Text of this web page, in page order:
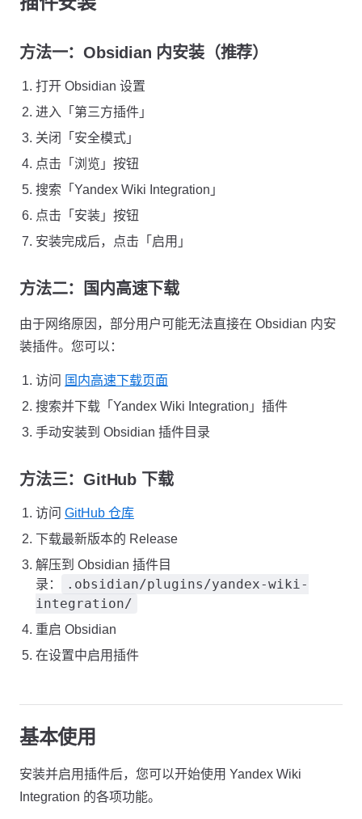
方法一：Obsidian 内安装（推荐）
打开 Obsidian 设置
进入「第三方插件」
关闭「安全模式」
点击「浏览」按钮
搜索「Yandex Wiki Integration」
点击「安装」按钮
安装完成后，点击「启用」
方法二：国内高速下载
由于网络原因，部分用户可能无法直接在 Obsidian 内安
装插件。您可以：
访问 国内高速下载页面
搜索并下载「Yandex Wiki Integration」插件
手动安装到 Obsidian 插件目录
方法三：GitHub 下载
访问 GitHub 仓库
下载最新版本的 Release
解压到 Obsidian 插件目
录：
.obsidian/plugins/yandex-wiki-
integration/
重启 Obsidian
在设置中启用插件
基本使用
安装并启用插件后，您可以开始使用 Yandex Wiki
Integration 的各项功能。